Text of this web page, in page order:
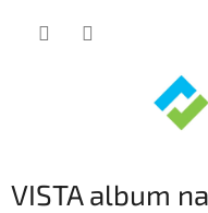
VISTA album